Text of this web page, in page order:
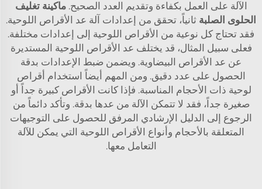
الآلة على العمل بكفاءة وتقديم العدد الصحيح.ماكينة تغليف
الحلوى الصلبة ثانياً، تحقق من إعدادات آلة عد الأقراص اللوحية.
فقد تحتاج كل نوعية من الأقراص اللوحية إلى إعدادات مختلفة.
فعلى سبيل المثال، قد يختلف عد الأقراص اللوحية المستديرة
عن عد الأقراص البيضاوية. ويضمن ضبط الإعدادات بدقة
الحصول على عدد دقيق. ومن المهم أيضاً استخدام أقراص
لوحية ذات الأحجام المناسبة. فإذا كانت الأقراص كبيرة جداً أو
صغيرة جداً، فقد لا تتمكن الآلة من عدها بدقة. وتأكد دائماً من
الرجوع إلى الدليل الإرشادي المرفق للحصول على التوجيهات
المتعلقة بالأحجام وأنواع الأقراص اللوحية التي يمكن للآلة
التعامل معها.